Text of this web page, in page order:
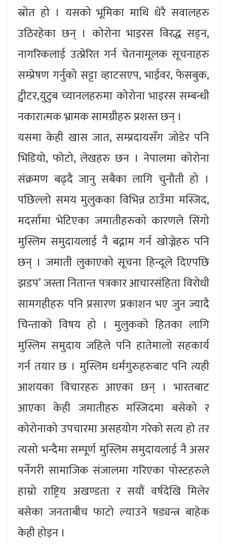
स्रोत हो । यसको भूमिका माथि धेरै सवालहरु
उठिरहेका छन् । कोरोना भाइरस विरद्ध सड्न,
नागरिकलाई उत्प्रेरित गर्न चेतनामूलक सूचनाहरु
सम्प्रेषण गर्नुको सट्टा व्हाटसएप, भाईवर, फेसबुक,
ट्वीटर,युटुब च्यानलहरुमा कोरोना भाइरस सम्बन्धी
नकारात्मक भ्रामक सामग्रीहरु प्रशस्त छन् ।
यसमा केही खास जात, सम्प्रदायसँग जोडेर पनि
भिडियो, फोटो, लेखहरु छन । नेपालमा कोरोना
संक्रमण बढ्दै जानु सबैका लागि चुनौती हो ।
पछिल्लो समय मुलुकका विभिन्न ठाउँमा मस्जिद,
मदर्सामा भेटिएका जमातीहरुको कारणले सिंगो
मुस्लिम समुदायलाई नै बद्नाम गर्न खोज्नेहरु पनि
छन् । जमाती लुकाएको सूचना हिन्दूले दिएपछि
झडप’ जस्ता नितान्त पत्रकार आचारसंहिता विरोधी
सामगहीहरु पनि प्रसारण प्रकाशन भए जुन ज्यादै
चिन्ताको विषय हो । मुलुकको हितका लागि
मुस्लिम समुदाय जहिले पनि हातेमालो सहकार्य
गर्न तयार छ । मुस्लिम धर्मगुरुहरुबाट पनि त्यही
आशयका विचारहरु आएका छन् । भारतबाट
आएका केही जमातीहरु मस्जिदमा बसेको र
कोरोनाको उपचारमा असहयोग गरेको सत्य हो तर
त्यसो भन्दैमा सम्पूर्ण मुस्लिम समुदायलाई नै असर
पर्नेगरी सामाजिक संजालमा गरिएका पोस्टहरुले
हाम्रो राष्ट्रिय अखण्डता र सयौं वर्षदेखि मिलेर
बसेका जनताबीच फाटो ल्याउने षड्यन्त्र बाहेक
केही होइन ।